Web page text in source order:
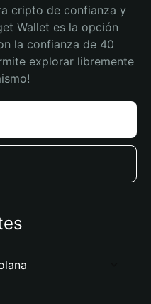
cripto de confianza y
Wallet es la opción
la confianza de 40
explorar libremente